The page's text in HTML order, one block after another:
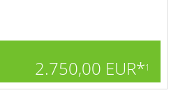
2.750,00 EUR*1